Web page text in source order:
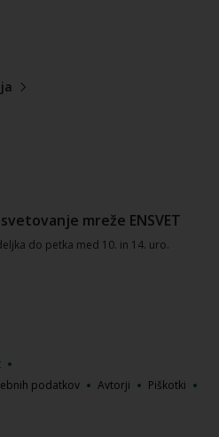
mreže ENSVET
do petka med 10. in 14. uro.
podatkov
Avtorji
Piškotki